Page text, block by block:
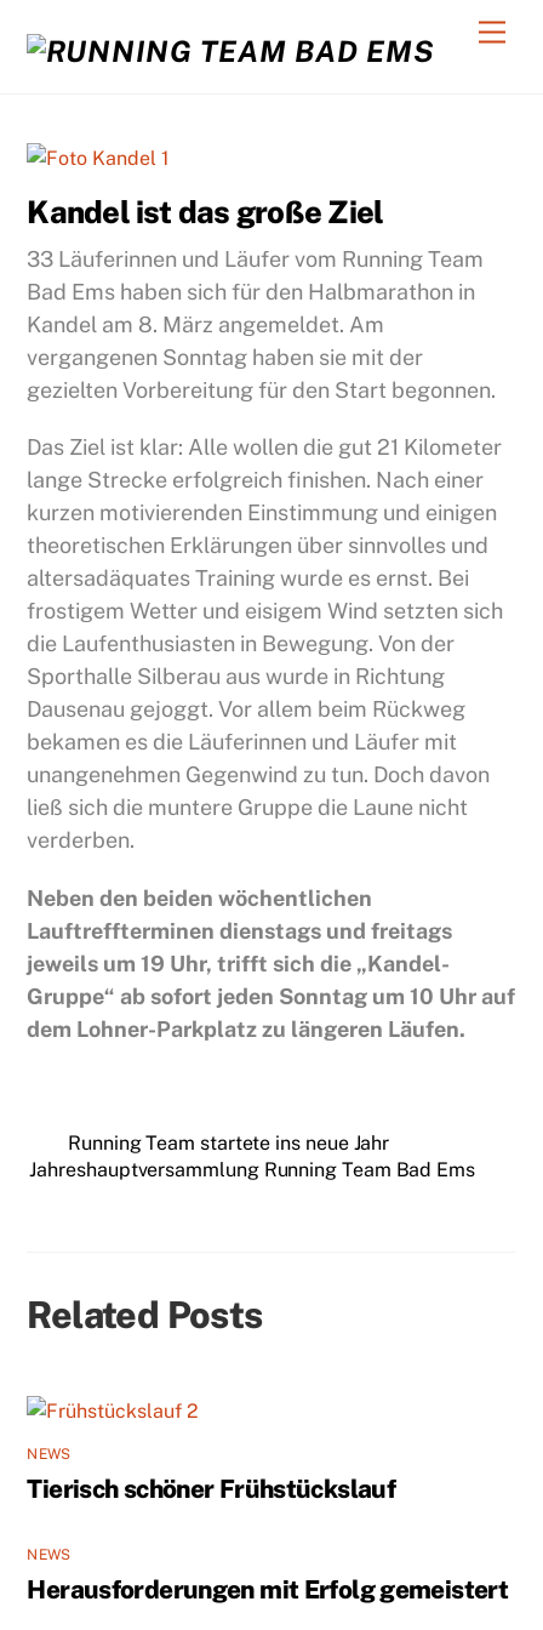
Kandel ist das große Ziel
33 Läuferinnen und Läufer vom Running Team
Bad Ems haben sich für den Halbmarathon in
Kandel am 8. März angemeldet. Am
vergangenen Sonntag haben sie mit der
gezielten Vorbereitung für den Start begonnen.
Das Ziel ist klar: Alle wollen die gut 21 Kilometer
lange Strecke erfolgreich finishen. Nach einer
kurzen motivierenden Einstimmung und einigen
theoretischen Erklärungen über sinnvolles und
altersadäquates Training wurde es ernst. Bei
frostigem Wetter und eisigem Wind setzten sich
die Laufenthusiasten in Bewegung. Von der
Sporthalle Silberau aus wurde in Richtung
Dausenau gejoggt. Vor allem beim Rückweg
bekamen es die Läuferinnen und Läufer mit
unangenehmen Gegenwind zu tun. Doch davon
ließ sich die muntere Gruppe die Laune nicht
verderben.
Neben den beiden wöchentlichen
Lauftreffterminen dienstags und freitags
jeweils um 19 Uhr, trifft sich die „Kandel-
Gruppe“ ab sofort jeden Sonntag um 10 Uhr auf
dem Lohner-Parkplatz zu längeren Läufen.
Running Team startete ins neue Jahr
Jahreshauptversammlung Running Team Bad Ems
Related Posts
NEWS
Tierisch schöner Frühstückslauf
NEWS
Herausforderungen mit Erfolg gemeistert
To